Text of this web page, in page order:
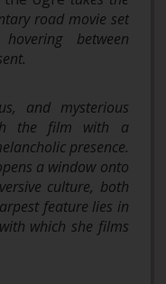
road movie set
between
and mysterious
the film with a
presence.
a window onto
culture, both
feature lies in
which she films